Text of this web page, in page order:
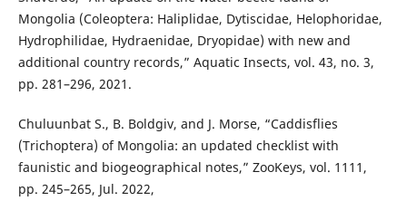
Mongolia (Coleoptera: Haliplidae, Dytiscidae, Helophoridae,
Hydrophilidae, Hydraenidae, Dryopidae) with new and
additional country records,” Aquatic Insects, vol. 43, no. 3,
pp. 281–296, 2021.
Chuluunbat S., B. Boldgiv, and J. Morse, “Caddisflies
(Trichoptera) of Mongolia: an updated checklist with
faunistic and biogeographical notes,” ZooKeys, vol. 1111,
pp. 245–265, Jul. 2022,